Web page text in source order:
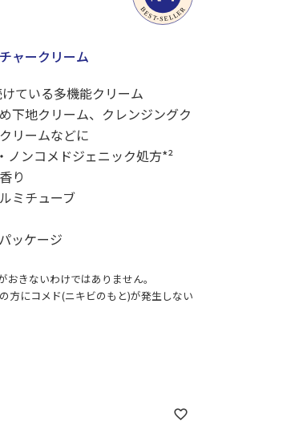
ャークリーム
ている多機能クリーム
下地クリーム、クレンジングク
リームなどに
ノンコメドジェニック処方*²
り
ミチューブ
ッケージ
おきないわけではありません。
方にコメド(ニキビのもと)が発生しない